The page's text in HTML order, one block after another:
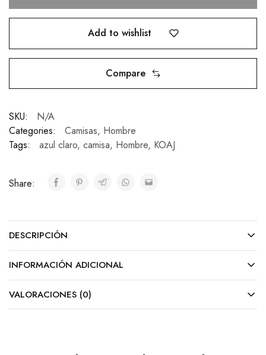
Add to wishlist
Compare
SKU:
N/A
Categories:
Camisas, Hombre
Tags:
azul claro, camisa, Hombre, KOAJ
Share:
DESCRIPCIÓN
INFORMACIÓN ADICIONAL
VALORACIONES (0)